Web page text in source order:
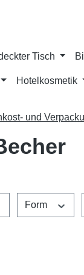
Tisch
Hotelkosmetik
und
Form